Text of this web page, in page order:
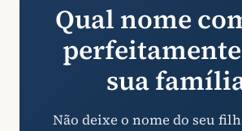
Qual nome
sua
Não deixe o nome do seu